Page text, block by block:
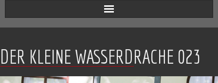
Aktuell
Werkverzeichnis
Biografie
DER KLEINE WASSERDRACHE 023